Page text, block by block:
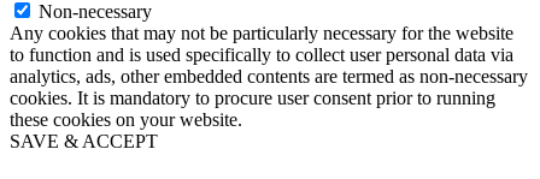
Non-necessary
Any cookies that may not be particularly necessary for the website
to function and is used specifically to collect user personal data via
analytics, ads, other embedded contents are termed as non-necessary
cookies. It is mandatory to procure user consent prior to running
these cookies on your website.
SAVE & ACCEPT